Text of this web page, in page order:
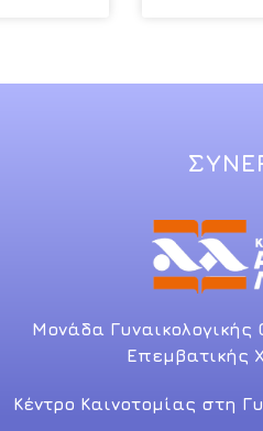
Μονάδα Γυναικολογικής
Επεμβατικής
Κέντρο Καινοτομίας στη